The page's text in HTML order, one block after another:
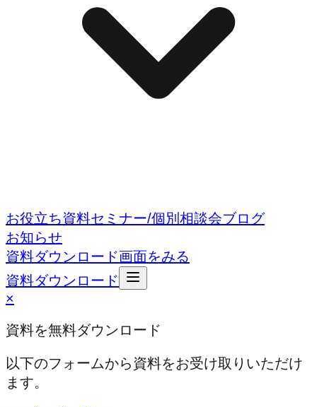
お役立ち資料セミナー/個別相談会ブログ
お知らせ
資料ダウンロード画面をみる
資料ダウンロード
×
資料を無料ダウンロード
以下のフォームから資料をお受け取りいただけ
ます。